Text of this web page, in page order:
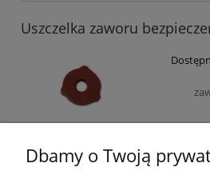
Uszczelka zaworu
Dbamy o Twoją